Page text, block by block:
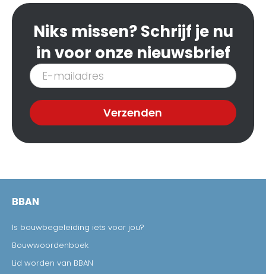
Niks missen? Schrijf je nu
in voor onze nieuwsbrief
Inschrijven
nieuwsbrief
Verzenden
BBAN
Is bouwbegeleiding iets voor jou?
Bouwwoordenboek
Lid worden van BBAN